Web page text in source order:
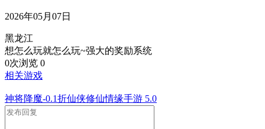
2026年05月07日
黑龙江
想怎么玩就怎么玩~强大的奖励系统
0次浏览 0
相关游戏
神将降魔-0.1折仙侠修仙情缘手游 5.0